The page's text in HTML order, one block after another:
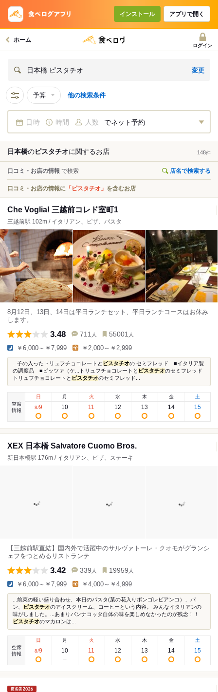
インストール アプリで開く
ホーム
ログイン
日本橋 ピスタチオ 変更
予算 他の検索条件
日時 時間 人数 でネット予約
日本橋のピスタチオに関するお店 148件
口コミ・お店の情報 で検索 店名で検索する
口コミ・お店の情報に 「ピスタチオ」 を含むお店
Che Voglia! 三越前コレド室町1
三越前駅 102m / イタリアン、ピザ、パスタ
8月12日、13日、14日は平日ランチセット、平日ランチコースはお休み
します。
3.48 711 人 55001 人
￥6,000～￥7,999 ￥2,000～￥2,999
...子の入ったトリュフチョコレートと ピスタチオの セミフレッド ■イタリア製
の調度品 ■ピッツァ（ケ...トリュフチョコレートと ピスタチオのセミフレッド
トリュフチョコレートと ピスタチオのセミフレッド...
空席
情報
日
8/9
月
10
火
11
水
12
木
13
金
14
土
15
XEX 日本橋 Salvatore Cuomo Bros.
新日本橋駅 176m / イタリアン、ピザ、ステーキ
【三越前駅直結】国内外で活躍中のサルヴァトーレ・クオモがグランシ
ェフをつとめるリストランテ
3.42 339 人 19959 人
￥6,000～￥7,999 ￥4,000～￥4,999
...前菜の軽い盛り合わせ、本日のパスタ(菜の花入りボンゴレビアンコ）、パ
ン、
ピスタチオのアイスクリーム、コーヒーという内容。 みんなイタリアンの
味がしました。...あまりパンナコッタ自体の味を楽しめなかったのが残念！！
ピスタチオのマカロンは...
空席
情報
日
8/9
月
10
火
11
水
12
木
13
金
14
土
15